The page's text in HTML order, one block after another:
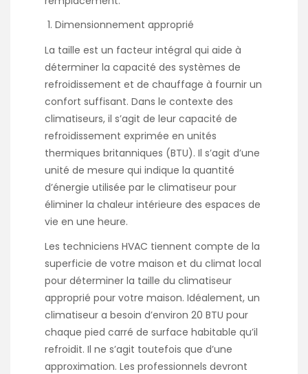
Dimensionnement approprié
La taille est un facteur intégral qui aide à
déterminer la capacité des systèmes de
refroidissement et de chauffage à fournir un
confort suffisant. Dans le contexte des
climatiseurs, il s’agit de leur capacité de
refroidissement exprimée en unités
thermiques britanniques (BTU). Il s’agit d’une
unité de mesure qui indique la quantité
d’énergie utilisée par le climatiseur pour
éliminer la chaleur intérieure des espaces de
vie en une heure.
Les techniciens HVAC tiennent compte de la
superficie de votre maison et du climat local
pour déterminer la taille du climatiseur
approprié pour votre maison. Idéalement, un
climatiseur a besoin d’environ 20 BTU pour
chaque pied carré de surface habitable qu’il
refroidit. Il ne s’agit toutefois que d’une
approximation. Les professionnels devront